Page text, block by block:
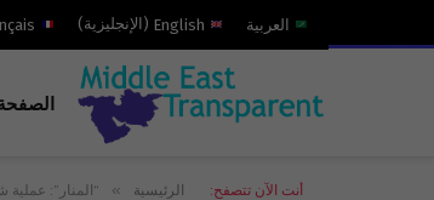
العربية English
( الإنجليزية)
أنت الآن تتصفح: الرئيسية » “المنار”: